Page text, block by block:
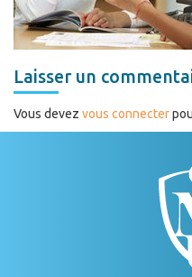
Laisser un
Vous devez vous connecter